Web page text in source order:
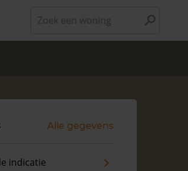
Alle gegevens
indicatie